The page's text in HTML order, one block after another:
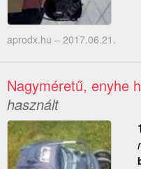
aprodx.hu – 2017.06.21.
Nagyméretű, enyhe
használt